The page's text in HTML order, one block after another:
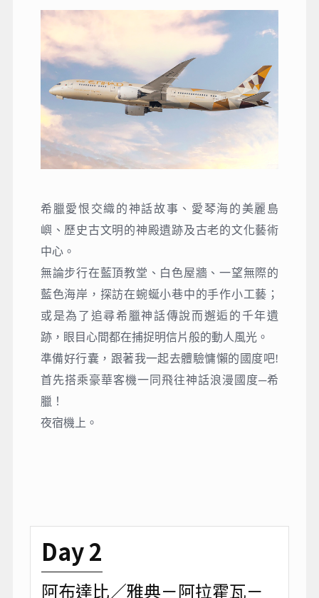
希臘愛恨交織的神話故事、愛琴海的美麗島
嶼、歷史古文明的神殿遺跡及古老的文化藝術
中心。
無論步行在藍頂教堂、白色屋牆、一望無際的
藍色海岸，探訪在蜿蜒小巷中的手作小工藝；
或是為了追尋希臘神話傳說而邂逅的千年遺
跡，眼目心間都在捕捉明信片般的動人風光。
準備好行囊，跟著我一起去體驗慵懶的國度吧!
首先搭乘豪華客機一同飛往神話浪漫國度─希
臘！
夜宿機上。
Day 2
阿布達比／雅典－阿拉霍瓦－